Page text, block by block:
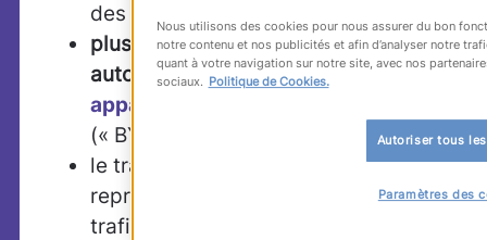
des habitants de la planète ;
plus de 90% des organisations auront
autorisé leurs salariés àutiliser leurs
appareils personnels au travail
(« BYOD ») ;
le trafic de données vidéo mobiles
représentera les 2/3 de l’ensemble du
trafic mondial.
Nous utilisons des cookies pour nous assurer du bon
notre contenu et nos publicités et afin d’analyser notre
quant à votre navigation sur notre site, avec nos
sociaux. Politique de Cookies.
Autoriser tous
Paramètres des